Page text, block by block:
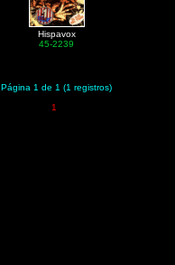
Hispavox
45-2239
Página 1 de 1 (1 registros)
1